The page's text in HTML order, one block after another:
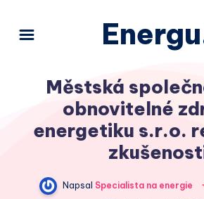
Městská
obnovitelné
energetiku s.r.o.
Napsal Specialista na energie